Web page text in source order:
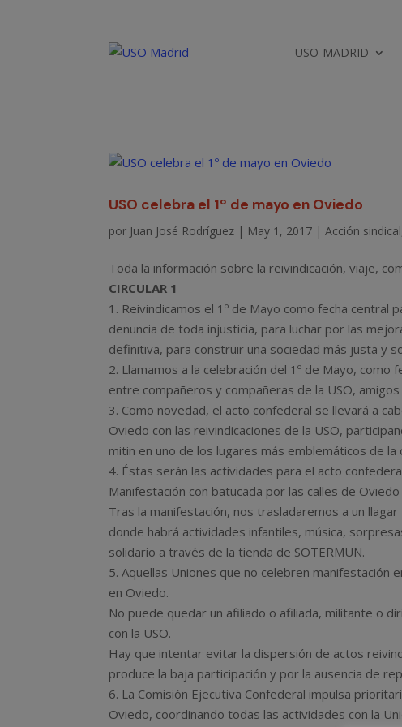
USO-MADRID
USO celebra el 1º de mayo en Oviedo
por Juan José Rodríguez | May 1, 2017 |Acción sindical
Toda la información sobre la reivindicación, viaje,
CIRCULAR 1
1. Reivindicamos el 1º de Mayo como fecha central
denuncia de toda injusticia, para luchar por las
definitiva, para construir una sociedad más justa y
2. Llamamos a la celebración del 1º de Mayo,
entre compañeros y compañeras de la USO,
3. Como novedad, el acto confederal se llevará a
Oviedo con las reivindicaciones de la USO,
mitin en uno de los lugares más emblemáticos de la
4. Éstas serán las actividades para el acto
Manifestación con batucada por las calles de
Tras la manifestación, nos trasladaremos a un
donde habrá actividades infantiles, música,
solidario a través de la tienda de SOTERMUN.
5. Aquellas Uniones que no celebren
en Oviedo.
No puede quedar un afiliado o afiliada, militante o
con la USO.
Hay que intentar evitar la dispersión de actos
produce la baja participación y por la ausencia de
6. La Comisión Ejecutiva Confederal impulsa
Oviedo, coordinando todas las actividades con la